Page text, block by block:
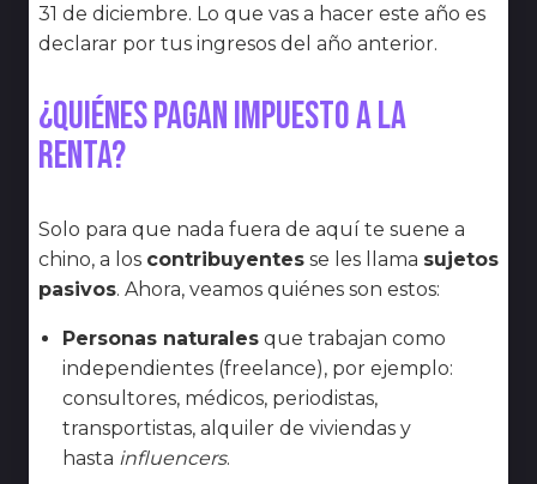
31 de diciembre. Lo que vas a hacer este año es
declarar por tus ingresos del año anterior.
¿Quiénes pagan impuesto a la
renta?
Solo para que nada fuera de aquí te suene a
chino, a los contribuyentes se les llama sujetos
pasivos. Ahora, veamos quiénes son estos:
Personas naturales que trabajan como
independientes (freelance), por ejemplo:
consultores, médicos, periodistas,
transportistas, alquiler de viviendas y
hasta influencers.